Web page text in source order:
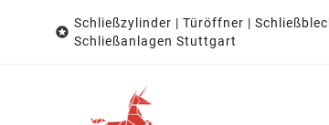

Schließzylinder | Türöffner |
Schließanlagen Stuttgart